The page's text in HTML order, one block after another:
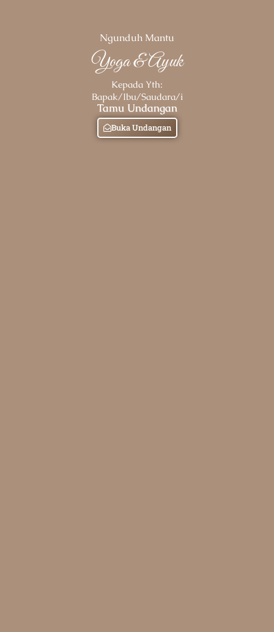
Ngunduh Mantu
Yoga & Ayuk
Kepada Yth:
Bapak/Ibu/Saudara/i
Tamu Undangan
Buka Undangan